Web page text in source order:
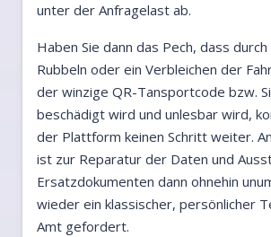
unter der Anfragelast ab.
Haben Sie dann das Pech, dass
Rubbeln oder ein Verbleichen der
der winzige QR-Tansportcode bzw.
beschädigt wird und unlesbar wird,
der Plattform keinen Schritt weiter.
ist zur Reparatur der Daten und
Ersatzdokumenten dann ohnehin
wieder ein klassischer, persönlicher
Amt gefordert.